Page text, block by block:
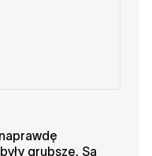
grubsze. Są